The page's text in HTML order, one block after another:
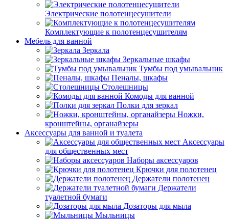
Электрические полотенцесушители
Комплектующие к полотенцесушителям
Мебель для ванной
Зеркала
Зеркальные шкафы
Тумбы под умывальник
Пеналы, шкафы
Столешницы
Комоды для ванной
Полки для зеркал
Ножки,
кронштейны, органайзеры
Аксессуары для ванной и туалета
Аксессуары
для общественных мест
Наборы аксессуаров
Крючки для полотенец
Держатели полотенец
Держатели
туалетной бумаги
Дозаторы для мыла
Мыльницы